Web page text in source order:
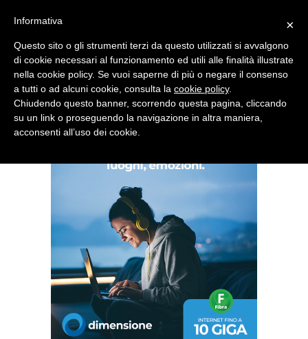
Quotidiano d'informazione distribuito in Molise con
×
Informativa
Questo sito o gli strumenti terzi da questo utilizzati si avvalgono
di cookie necessari al funzionamento ed utili alle finalità illustrate
nella cookie policy. Se vuoi saperne di più o negare il consenso
a tutti o ad alcuni cookie, consulta la cookie policy.
Chiudendo questo banner, scorrendo questa pagina, cliccando
su un link o proseguendo la navigazione in altra maniera,
acconsenti all’uso dei cookie.